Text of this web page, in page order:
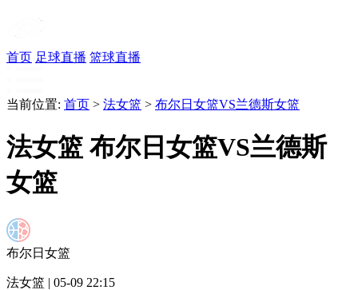
首页 足球直播 篮球直播
当前位置: 首页 > 法女篮 > 布尔日女篮VS兰德斯女篮
法女篮 布尔日女篮VS兰德斯
女篮
布尔日女篮
法女篮 | 05-09 22:15